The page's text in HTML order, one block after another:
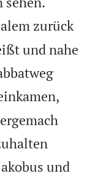
zurück
und nahe
und